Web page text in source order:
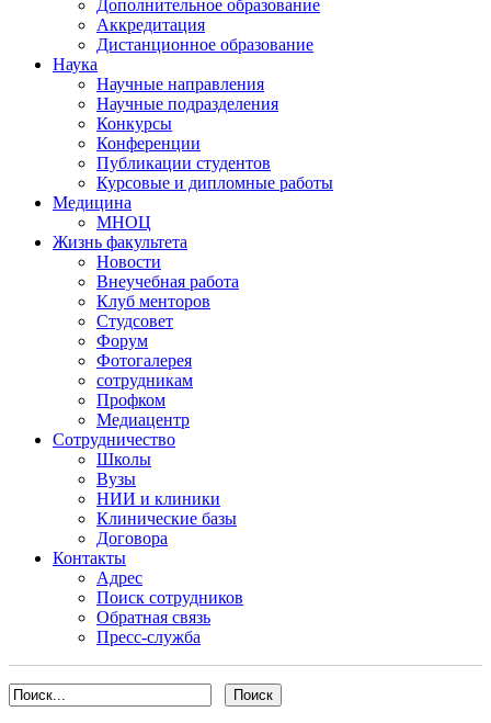
Дополнительное образование
Аккредитация
Дистанционное образование
Наука
Научные направления
Научные подразделения
Конкурсы
Конференции
Публикации студентов
Курсовые и дипломные работы
Медицина
МНОЦ
Жизнь факультета
Новости
Внеучебная работа
Клуб менторов
Студсовет
Форум
Фотогалерея
сотрудникам
Профком
Медиацентр
Сотрудничество
Школы
Вузы
НИИ и клиники
Клинические базы
Договора
Контакты
Адрес
Поиск сотрудников
Обратная связь
Пресс-служба